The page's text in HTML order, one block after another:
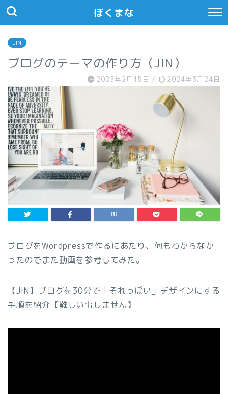
ぼくまな
JIN
ブログのテーマの作り方（JIN）
2023年2月15日 / 2024年3月24日
ブログをWordpressで作るにあたり、何もわからなか
ったのでまた動画を参考してみた。
【JIN】ブログを30分で「それっぽい」デザインにする
手順を紹介【難しい事しません】